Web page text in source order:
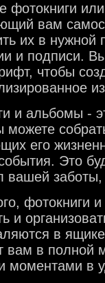
фотокниги
вам
их в нужной
и подписи.
чтобы
и альбомы -
можете
его
Это
вашей
фотокниги
и
в
вам в полной
моментами в